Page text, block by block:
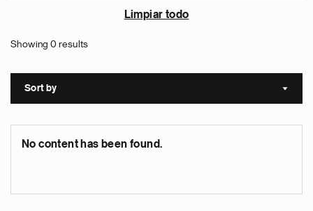
Limpiar todo
Showing 0 results
Sort by Sort
No content has been found.